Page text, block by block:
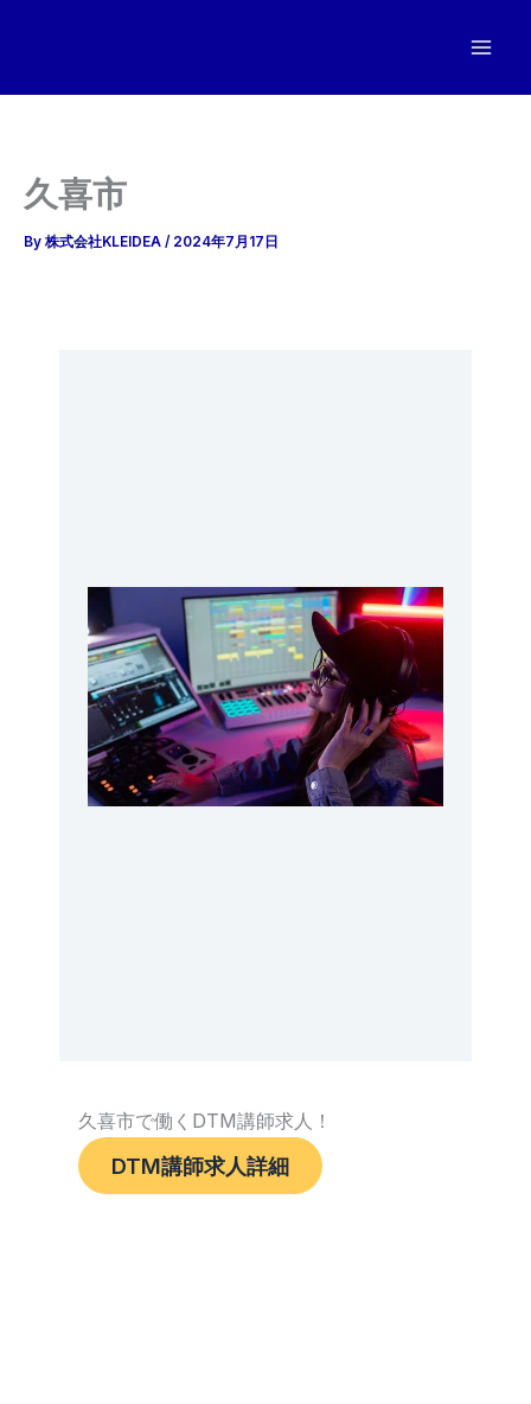
久喜市
By 株式会社KLEIDEA / 2024年7月17日
久喜市で働くDTM講師求人！
DTM講師求人詳細